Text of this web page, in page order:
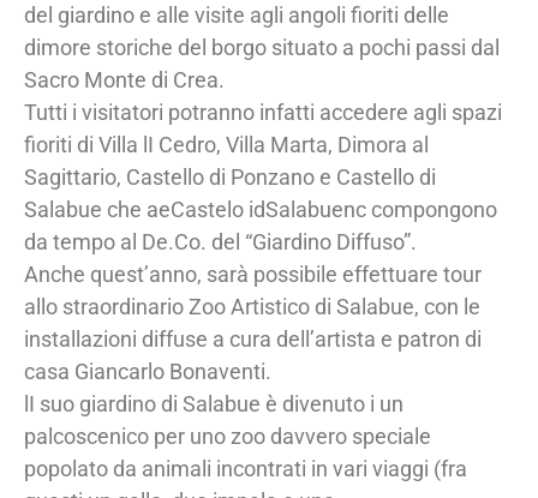
del giardino e alle visite agli angoli fioriti delle
dimore storiche del borgo situato a pochi passi dal
Sacro Monte di Crea.
Tutti i visitatori potranno infatti accedere agli spazi
fioriti di Villa lI Cedro, Villa Marta, Dimora al
Sagittario, Castello di Ponzano e Castello di
Salabue che aeCastelo idSalabuenc compongono
da tempo al De.Co. del “Giardino Diffuso”.
Anche quest’anno, sarà possibile effettuare tour
allo straordinario Zoo Artistico di Salabue, con le
installazioni diffuse a cura dell’artista e patron di
casa Giancarlo Bonaventi.
lI suo giardino di Salabue è divenuto i un
palcoscenico per uno zoo davvero speciale
popolato da animali incontrati in vari viaggi (fra